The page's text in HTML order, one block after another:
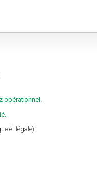
opérationnel.
et légale).